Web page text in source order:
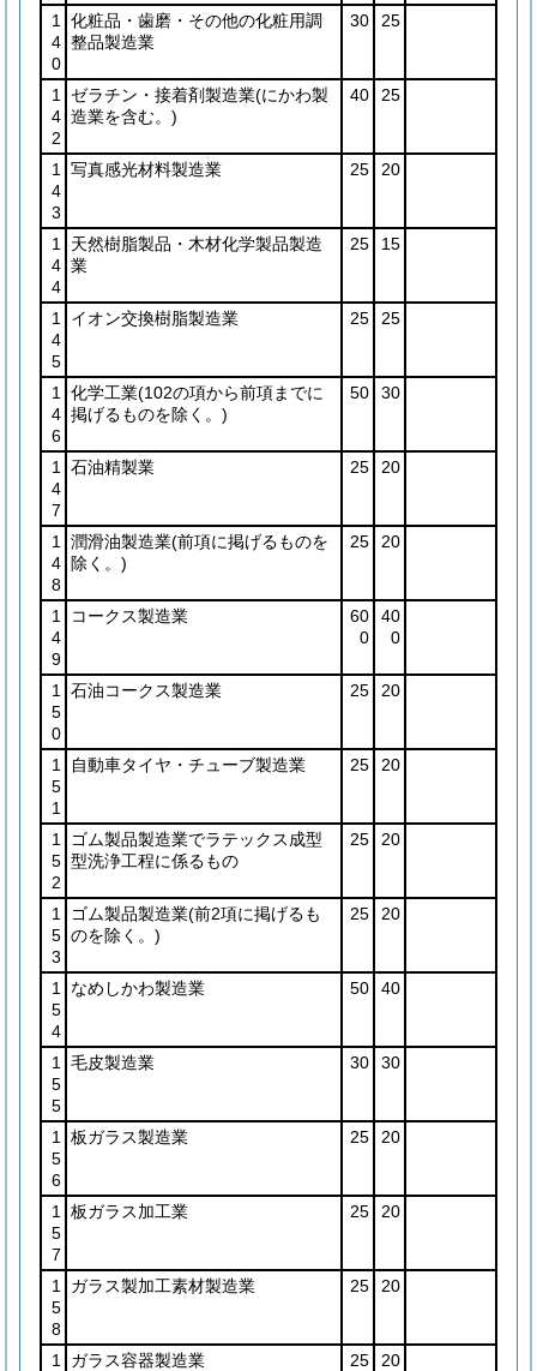
1
4
0
化粧品・歯磨・その他の化粧用調
整品製造業
30 25
1
4
2
ゼラチン・接着剤製造業(にかわ製
造業を含む。)
40 25
1
4
3
写真感光材料製造業 25 20
1
4
4
天然樹脂製品・木材化学製品製造
業
25 15
1
4
5
イオン交換樹脂製造業 25 25
1
4
6
化学工業(102の項から前項までに
掲げるものを除く。)
50 30
1
4
7
石油精製業 25 20
1
4
8
潤滑油製造業(前項に掲げるものを
除く。)
25 20
1
4
9
コークス製造業
60
0
40
0
1
5
0
石油コークス製造業 25 20
1
5
1
自動車タイヤ・チューブ製造業 25 20
1
5
2
ゴム製品製造業でラテックス成型
型洗浄工程に係るもの
25 20
1
5
3
ゴム製品製造業(前2項に掲げるも
のを除く。)
25 20
1
5
4
なめしかわ製造業 50 40
1
5
5
毛皮製造業 30 30
1
5
6
板ガラス製造業 25 20
1
5
7
板ガラス加工業 25 20
1
5
8
ガラス製加工素材製造業 25 20
1
ガラス容器製造業 25 20